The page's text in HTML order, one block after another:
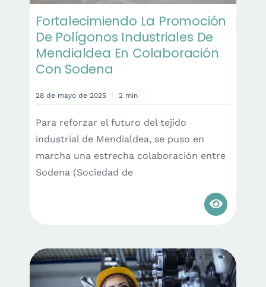
Fortalecimiendo La Promoción
De Polígonos Industriales De
Mendialdea En Colaboración
Con Sodena
28 de mayo de 2025 2 min
Para reforzar el futuro del tejido
industrial de Mendialdea, se puso en
marcha una estrecha colaboración entre
Sodena (Sociedad de